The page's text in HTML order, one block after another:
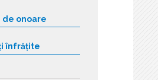
de onoare
înfrățite